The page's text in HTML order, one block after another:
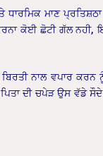
ਧਾਰਮਿਕ ਮਾਣ
ਕੋਈ ਛੋਟੀ ਗੱਲ ਨਹੀ,
ਨਾਲ ਵਪਾਰ
ਦੀ ਚਪੇੜ ਉਸ ਵੱਡੇ